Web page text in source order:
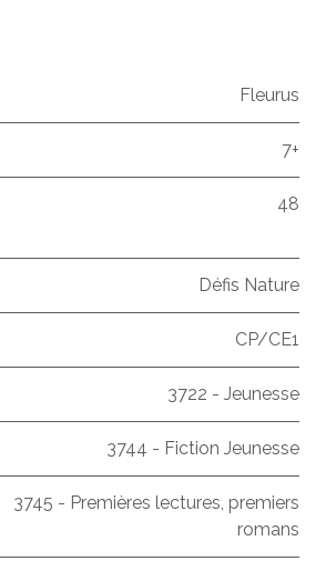
Fleurus
7+
48
Défis Nature
CP/CE1
3722 - Jeunesse
3744 - Fiction Jeunesse
3745 - Premières lectures, premiers
romans